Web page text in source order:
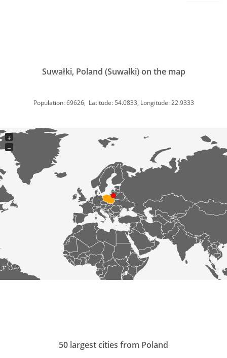
Suwałki, Poland (Suwalki) on the map
Population: 69626, Latitude: 54.0833, Longitude: 22.9333
+
−
50 largest cities from Poland